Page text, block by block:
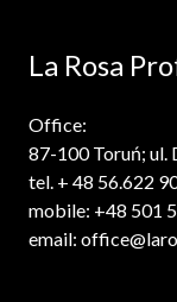
La Rosa
Office:
87-100 Toruń; ul.
tel. + 48 56.622
mobile: +48 501
email: